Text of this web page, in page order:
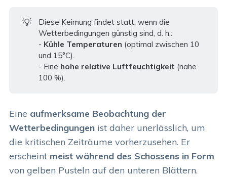
💡
Diese Keimung findet statt, wenn die
Wetterbedingungen günstig sind, d. h.:
- Kühle Temperaturen (optimal zwischen 10
und 15°C).
- Eine hohe relative Luftfeuchtigkeit (nahe
100 %).
Eine aufmerksame Beobachtung der
Wetterbedingungenist daher unerlässlich, um
die kritischen Zeiträume vorherzusehen. Er
erscheint meist während des Schossens in Form
von gelben Pusteln auf den unteren Blättern.